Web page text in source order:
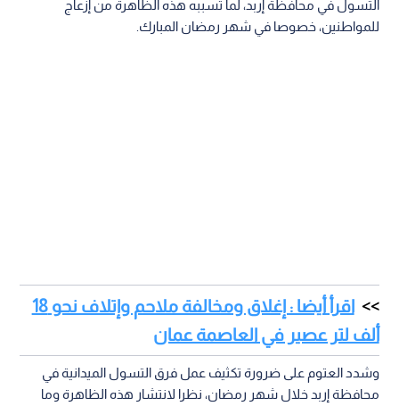
التسول في محافظة إربد، لما تسببه هذه الظاهرة من إزعاج
للمواطنين، خصوصا في شهر رمضان المبارك.
اقرأ أيضا : إغلاق ومخالفة ملاحم وإتلاف نحو 18
ألف لتر عصير في العاصمة عمان
وشدد العتوم على ضرورة تكثيف عمل فرق التسول الميدانية في
محافظة إربد خلال شهر رمضان، نظرا لانتشار هذه الظاهرة وما